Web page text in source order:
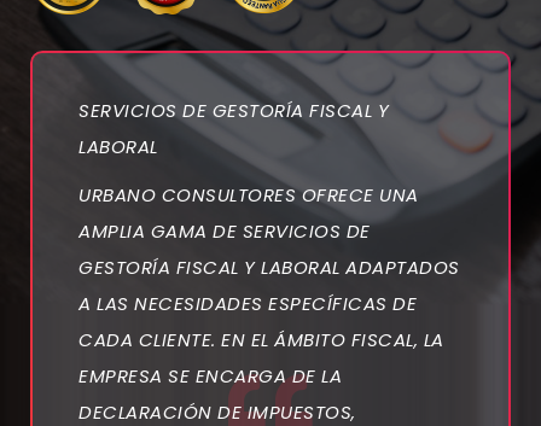
SERVICIOS DE GESTORÍA FISCAL Y
LABORAL
URBANO CONSULTORES OFRECE UNA
AMPLIA GAMA DE SERVICIOS DE
GESTORÍA FISCAL Y LABORAL ADAPTADOS
A LAS NECESIDADES ESPECÍFICAS DE
CADA CLIENTE. EN EL ÁMBITO FISCAL, LA
EMPRESA SE ENCARGA DE LA
DECLARACIÓN DE IMPUESTOS,